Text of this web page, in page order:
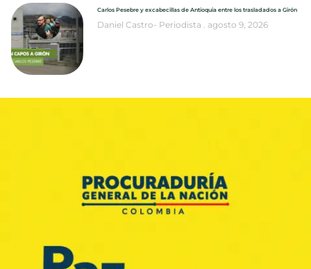
Carlos Pesebre y excabecillas de Antioquia entre los trasladados a Girón
Daniel Castro- Periodista agosto 9, 2026